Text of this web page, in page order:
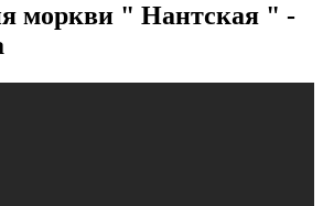
моркви " Нантская " -